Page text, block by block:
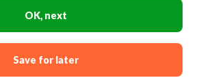
OK, next
Save for later